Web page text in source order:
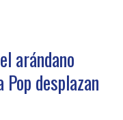
arándano
desplazan